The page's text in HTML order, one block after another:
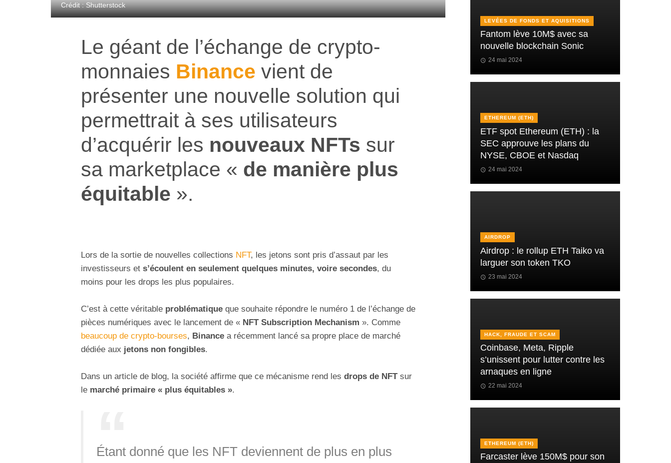
Crédit : Shutterstock
Le géant de l’échange de crypto-
monnaies Binance vient de
présenter une nouvelle solution qui
permettrait à ses utilisateurs
d’acquérir les nouveaux NFTs sur
sa marketplace « de manière plus
équitable ».
Lors de la sortie de nouvelles collections NFT, les jetons sont pris d’assaut par les
investisseurs et s’écoulent en seulement quelques minutes, voire secondes, du
moins pour les drops les plus populaires.
C’est à cette véritable problématique que souhaite répondre le numéro 1 de l’échange de
pièces numériques avec le lancement de « NFT Subscription Mechanism ». Comme
beaucoup de crypto-bourses, Binance a récemment lancé sa propre place de marché
dédiée aux jetons non fongibles.
Dans un article de blog, la société affirme que ce mécanisme rend les drops de NFTsur
le marché primaire « plus équitables ».
Étant donné que les NFT deviennent de plus en plus
LEVÉES DE FONDS ET AQUISITIONS
Fantom lève 10M$ avec sa
nouvelle blockchain Sonic
24 mai 2024
ETHEREUM (ETH)
ETF spot Ethereum (ETH) : la
SEC approuve les plans du
NYSE, CBOE et Nasdaq
24 mai 2024
AIRDROP
Airdrop : le rollup ETH Taiko va
larguer son token TKO
23 mai 2024
HACK, FRAUDE ET SCAM
Coinbase, Meta, Ripple
s’unissent pour lutter contre les
arnaques en ligne
22 mai 2024
ETHEREUM (ETH)
Farcaster lève 150M$ pour son